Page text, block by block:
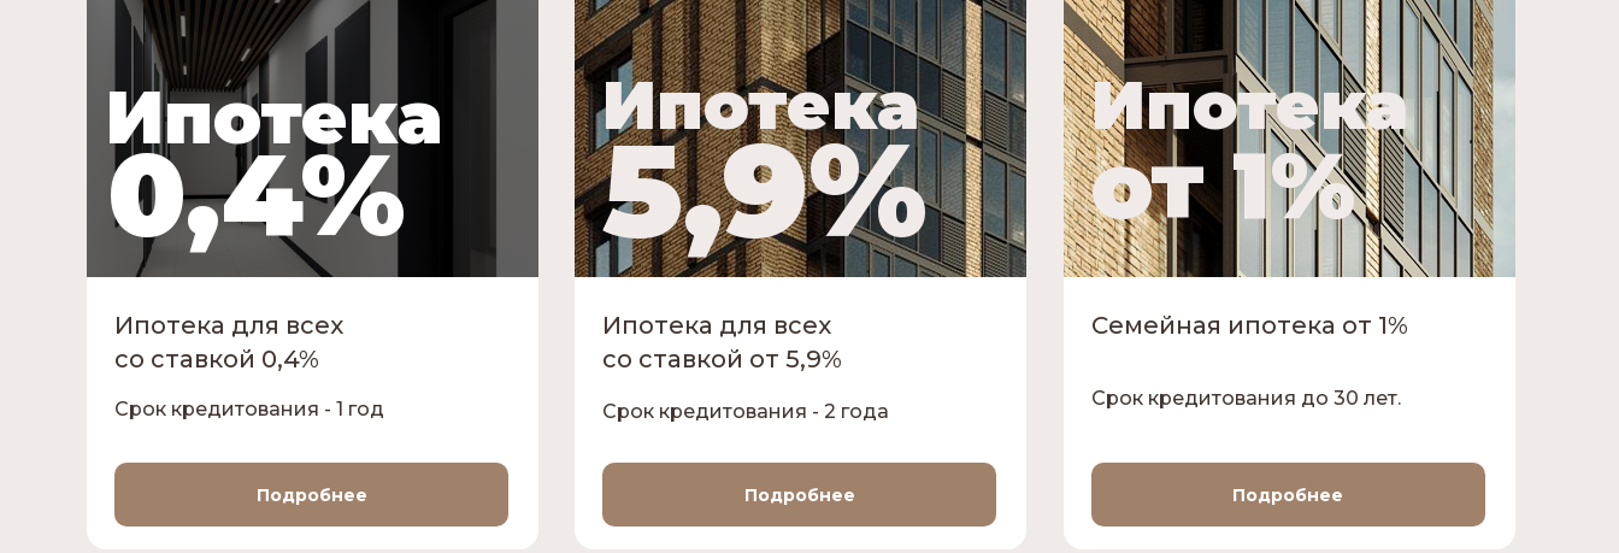
0,4%
Ипотека
Ипотека для всех
со ставкой 0,4%
Срок кредитования - 1 год
Подробнее
Ипотека для всех
со ставкой от 5,9%
Срок кредитования - 2 года
Ипотека
5,9%
Подробнее
Семейная ипотека от 1%
Срок кредитования до 30 лет.
Ипотека
от 1%
Подробнее